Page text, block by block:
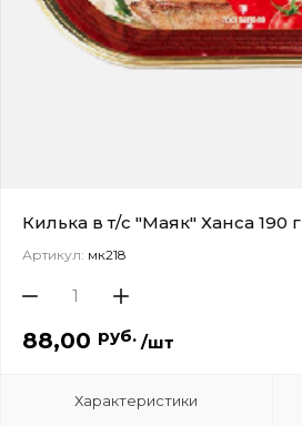
Килька в т/с "Маяк" Ханса 190 г
Артикул: мк218
88,00 руб. /шт
Характеристики